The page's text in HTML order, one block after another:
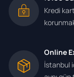
Kredi
Online
İstanbul